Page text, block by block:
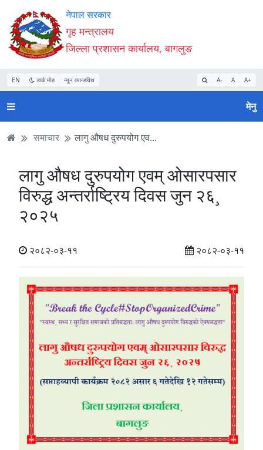
Accessibility
Mode
सुरु
गर्नुहोस्
सामाग्री
पढ्नुहाेस्
नेभिगेसन
पढ्नुहाेस्
वेबसाइट
खोजमा
जानुहोस्
नेपाल सरकार
गृह मन्त्रालय
जिल्ला प्रशासन कार्यालय, बागलुङ
EN डार्क मोड न्यून व्यान्डविथ A- A A+
मेनु
समाचार लागु औषध दुरुपयोग एव...
लागु औषध दुरुपयोग एवम् ओसारपसार
विरुद्ध अन्तर्राष्ट्रिय दिवस जुन २६¸
२०२५
२०८२-०३-११ २०८२-०३-११